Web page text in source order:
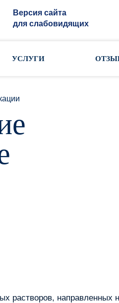
Версия сайта
для слабовидящих
УСЛУГИ
растворов, направленных